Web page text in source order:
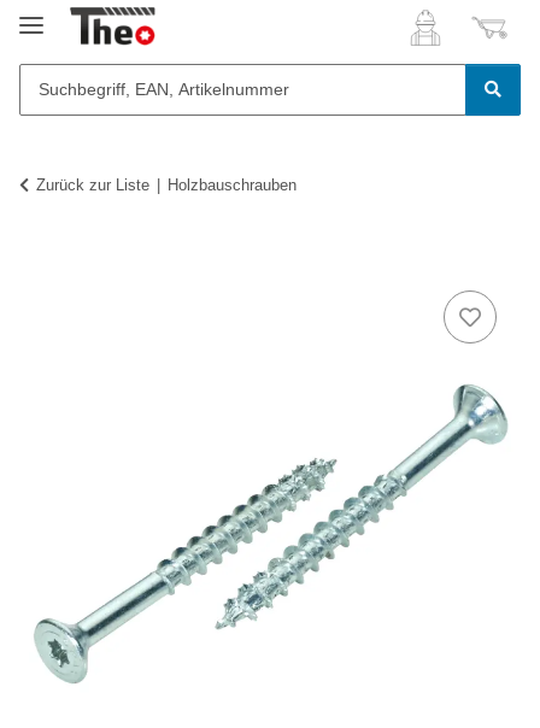
Zurück zur Liste Holzbauschrauben